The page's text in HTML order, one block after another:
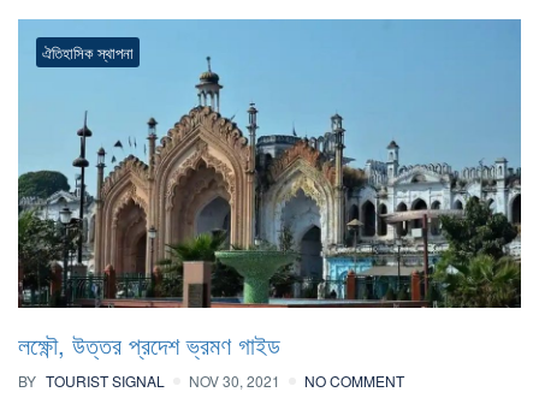
ঐতিহাসিক স্থাপনা
লক্ষ্ণৌ, উত্তর প্রদেশ ভ্রমণ গাইড
BY TOURIST SIGNAL NOV 30, 2021 NO COMMENT